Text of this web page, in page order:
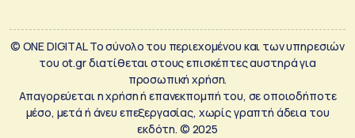
© ONE DIGITAL Το σύνολο του περιεχομένου και των υπηρεσιών
του ot.gr διατίθεται στους επισκέπτες αυστηρά για
προσωπική χρήση.
Απαγορεύεται η χρήση ή επανεκπομπή του, σε οποιοδήποτε
μέσο, μετά ή άνευ επεξεργασίας, χωρίς γραπτή άδεια του
εκδότη. © 2025